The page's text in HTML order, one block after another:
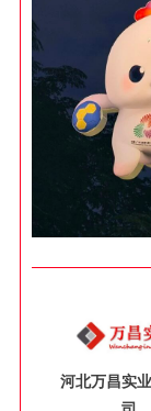
河北万昌实